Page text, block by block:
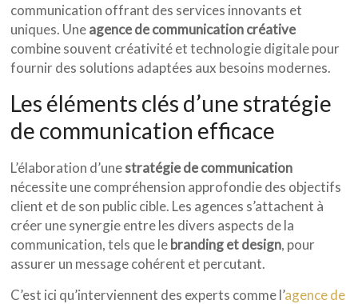
communication offrant des services innovants et
uniques. Uneagence de communication créative
combine souvent créativité et technologie digitale pour
fournir des solutions adaptées aux besoins modernes.
Les éléments clés d’une stratégie
de communication efficace
L’élaboration d’unestratégie de communication
nécessite une compréhension approfondie des objectifs
client et de son public cible. Les agences s’attachent à
créer une synergie entre les divers aspects de la
communication, tels que lebranding et design, pour
assurer un message cohérent et percutant.
C’est ici qu’interviennent des experts comme l’agence de